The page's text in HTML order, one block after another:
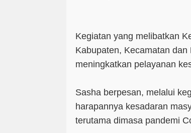
Kegiatan yang melibatkan
Kabupaten, Kecamatan
meningkatkan pelayanan
Sasha berpesan, melalui
harapannya kesadaran
terutama dimasa pandemi